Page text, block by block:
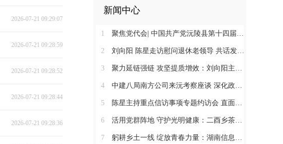
2026-07-21 09:29:07
2026-07-21 09:28:59
2026-07-21 09:28:52
2026-07-21 09:28:44
2026-07-21 09:28:36
新闻中心
1 聚焦党代会| 中国共产党沅陵县第十四届委员会第一次全体会议召开 刘向阳当选为县委书记
2 刘向阳 陈星走访慰问退休老领导 共话发展凝聚奋进合力
3 聚力延链强链 攻坚提质增效：刘向阳主持召开新金属产业链工作调度会
4 中建八局南方公司来沅考察座谈 深化政企合作 提速张沅高速项目建设
5 陈星主持重点信访事项专题约访会 直面群众诉求 闭环化解矛盾
6 活用党群阵地 守护光明健康：二酉乡茶溪村开展眼科义诊惠民暖心服务活动
7 躬耕乡土一线 绽放青春力量：湖南信息学院计算机科学与工程学院拾光服务队到凉水井镇开展社会服务实践活动